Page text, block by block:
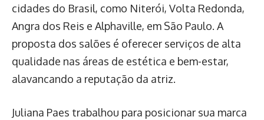
cidades do Brasil, como Niterói, Volta Redonda,
Angra dos Reis e Alphaville, em São Paulo. A
proposta dos salões é oferecer serviços de alta
qualidade nas áreas de estética e bem-estar,
alavancando a reputação da atriz.
Juliana Paes trabalhou para posicionar sua marca